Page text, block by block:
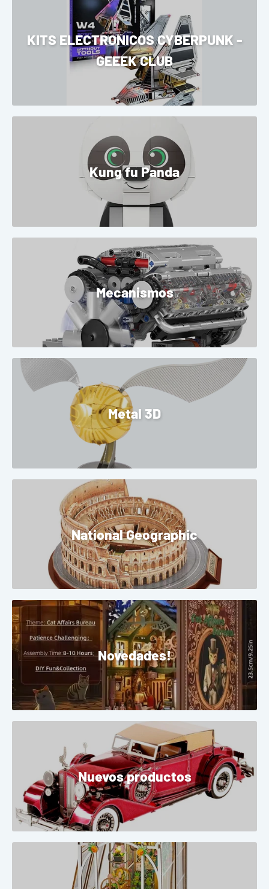
KITS ELECTRONICOS CYBERPUNK -
GEEEK CLUB
Kung fu Panda
Mecanismos
Metal 3D
National Geographic
Novedades!
Nuevos productos